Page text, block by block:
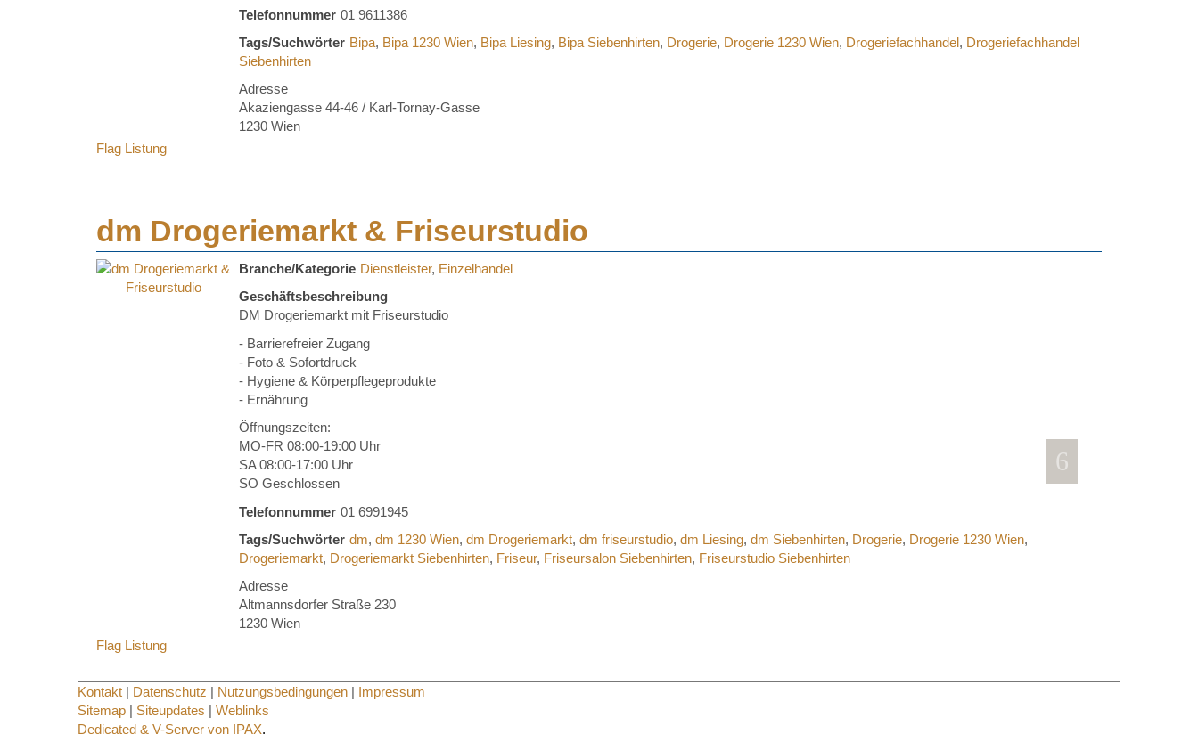
Telefonnummer 01 9611386
Tags/Suchwörter Bipa, Bipa 1230 Wien, Bipa Liesing, Bipa Siebenhirten, Drogerie, Drogerie 1230 Wien, Drogeriefachhandel, Drogeriefachhandel
Siebenhirten
Adresse
Akaziengasse 44-46 / Karl-Tornay-Gasse
1230 Wien
Flag Listung
dm Drogeriemarkt & Friseurstudio
Branche/Kategorie Dienstleister, Einzelhandel
Geschäftsbeschreibung
DM Drogeriemarkt mit Friseurstudio
- Barrierefreier Zugang
- Foto & Sofortdruck
- Hygiene & Körperpflegeprodukte
- Ernährung
Öffnungszeiten:
MO-FR 08:00-19:00 Uhr
SA 08:00-17:00 Uhr
SO Geschlossen
Telefonnummer 01 6991945
Tags/Suchwörter dm, dm 1230 Wien, dm Drogeriemarkt, dm friseurstudio, dm Liesing, dm Siebenhirten, Drogerie, Drogerie 1230 Wien,
Drogeriemarkt, Drogeriemarkt Siebenhirten, Friseur, Friseursalon Siebenhirten, Friseurstudio Siebenhirten
Adresse
Altmannsdorfer Straße 230
1230 Wien
Flag Listung
Kontakt | Datenschutz | Nutzungsbedingungen | Impressum
Sitemap | Siteupdates | Weblinks
Dedicated & V-Server von IPAX.